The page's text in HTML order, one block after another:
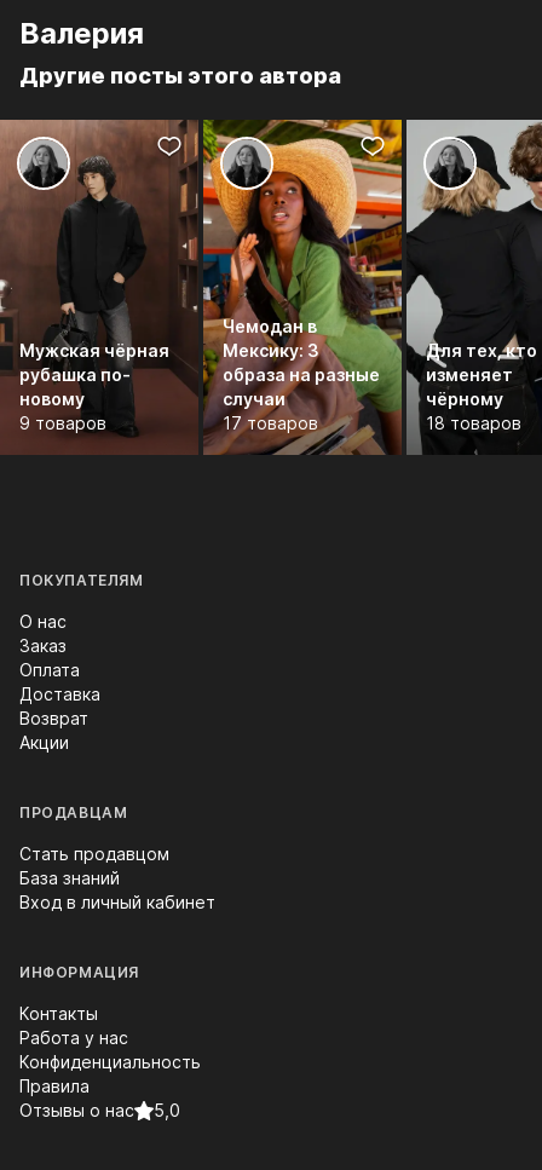
Валерия
Другие посты этого автора
Мужская чёрная
рубашка по-
новому
9 товаров
Чемодан в
Мексику: 3
образа на разные
случаи
17 товаров
Для тех, кто
изменяет
чёрному
18 товаров
ПОКУПАТЕЛЯМ
О нас
Заказ
Оплата
Доставка
Возврат
Акции
ПРОДАВЦАМ
Стать продавцом
База знаний
Вход в личный кабинет
ИНФОРМАЦИЯ
Контакты
Работа у нас
Конфиденциальность
Правила
Отзывы о нас
5,0